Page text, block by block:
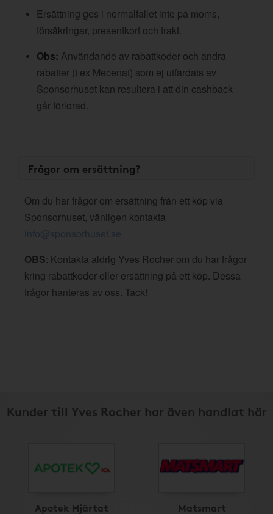
Ersättning ges i normalfallet inte på moms,
försäkringar, presentkort och frakt.
Obs: Användande av rabattkoder och andra
rabatter (t ex Mecenat) som ej utfärdats av
Sponsorhuset kan resultera i att din cashback
går förlorad.
Frågor om ersättning?
Om du har frågor om ersättning från ett köp via
Sponsorhuset, vänligen kontakta
info@sponsorhuset.se
OBS: Kontakta aldrig Yves Rocher om du har frågor
kring rabattkoder eller ersättning på ett köp. Dessa
frågor hanteras av oss. Tack!
Kunder till Yves Rocher har även handlat här
Apotek Hjärtat Matsmart